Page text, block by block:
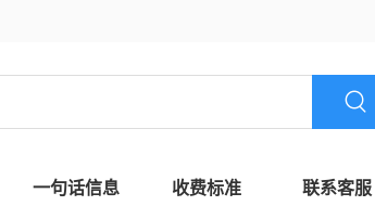
一句话信息 收费标准 联系客服